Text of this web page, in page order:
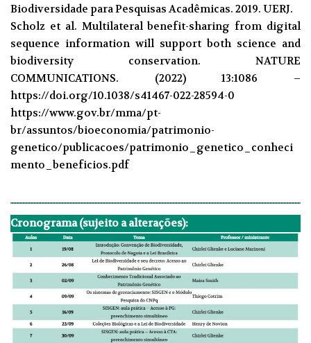
Biodiversidade para Pesquisas Acadêmicas. 2019. UERJ.
Scholz et al. Multilateral benefit-sharing from digital
sequence information will support both science and
biodiversity conservation. NATURE
COMMUNICATIONS. (2022) 13:1086 –
https://doi.org/10.1038/s41467-022-28594-0
https://www.gov.br/mma/pt-
br/assuntos/bioeconomia/patrimonio-
genetico/publicacoes/patrimonio_genetico_conheci
mento_beneficios.pdf
Cronograma (sujeito a alterações):